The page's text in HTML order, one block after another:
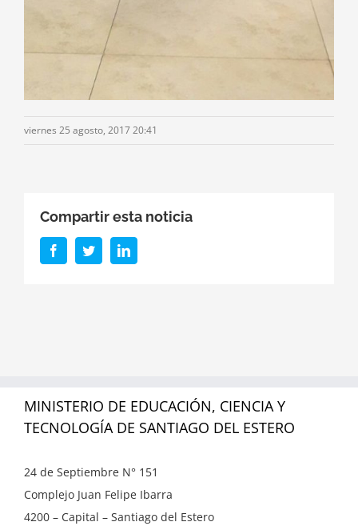
viernes 25 agosto, 2017 20:41
Compartir esta noticia
FacebookTwitterLinkedIn
MINISTERIO DE EDUCACIÓN, CIENCIA Y
TECNOLOGÍA DE SANTIAGO DEL ESTERO
24 de Septiembre N° 151
Complejo Juan Felipe Ibarra
4200 – Capital – Santiago del Estero